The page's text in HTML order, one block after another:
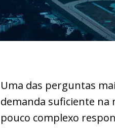
Uma das perguntas
demanda suficiente na
pouco complexo